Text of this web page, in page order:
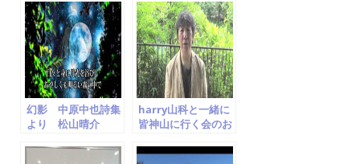
Cover Seisuke
Matsuyama
幻影 中原中也詩集
より 松山晴介
Matsuyama
harry山科と一緒に
皆神山に行く会のお